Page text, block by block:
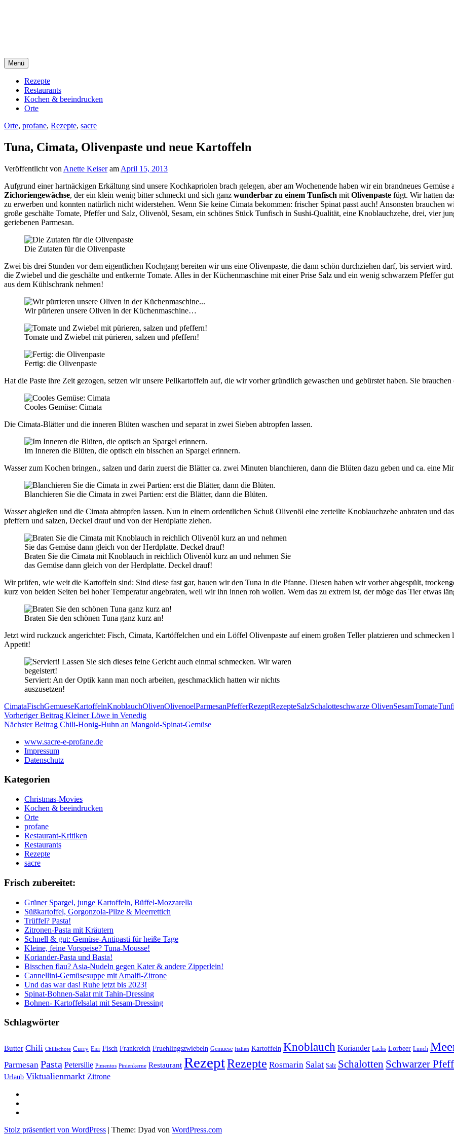
Menü
Rezepte
Restaurants
Kochen & beeindrucken
Orte
Orte, profane, Rezepte, sacre
Tuna, Cimata, Olivenpaste und neue Kartoffeln
Veröffentlicht von Anette Keiseram April 15, 2013
Aufgrund einer hartnäckigen Erkältung sind unsere Kochkapriolen brach gelegen, aber am Wochenende haben wir ein brandneues Gemüse
Zichoriengewächse, der ein klein wenig bitter schmeckt und sich ganz wunderbar zu einem Tunfisch mit Olivenpaste fügt. Wir hatten
zu erwerben und konnten natürlich nicht widerstehen. Wenn Sie keine Cimata bekommen: frischer Spinat passt auch! Ansonsten
große geschälte Tomate, Pfeffer und Salz, Olivenöl, Sesam, ein schönes Stück Tunfisch in Sushi-Qualität, eine Knoblauchzehe, drei, vier
geriebenen Parmesan.
Die Zutaten für die Olivenpaste
Zwei bis drei Stunden vor dem eigentlichen Kochgang bereiten wir uns eine Olivenpaste, die dann schön durchziehen darf, bis serviert
die Zwiebel und die geschälte und entkernte Tomate. Alles in der Küchenmaschine mit einer Prise Salz und ein wenig schwarzem Pfeffer
aus dem Kühlschrank nehmen!
Wir pürieren unsere Oliven in der Küchenmaschine…
Tomate und Zwiebel mit pürieren, salzen und pfeffern!
Fertig: die Olivenpaste
Hat die Paste ihre Zeit gezogen, setzen wir unsere Pellkartoffeln auf, die wir vorher gründlich gewaschen und gebürstet haben. Sie
Cooles Gemüse: Cimata
Die Cimata-Blätter und die inneren Blüten waschen und separat in zwei Sieben abtropfen lassen.
Im Inneren die Blüten, die optisch ein bisschen an Spargel erinnern.
Wasser zum Kochen bringen., salzen und darin zuerst die Blätter ca. zwei Minuten blanchieren, dann die Blüten dazu geben und ca. eine
Blanchieren Sie die Cimata in zwei Partien: erst die Blätter, dann die Blüten.
Wasser abgießen und die Cimata abtropfen lassen. Nun in einem ordentlichen Schuß Olivenöl eine zerteilte Knoblauchzehe anbraten und
pfeffern und salzen, Deckel drauf und von der Herdplatte ziehen.
Braten Sie die Cimata mit Knoblauch in reichlich Olivenöl kurz an und nehmen Sie
das Gemüse dann gleich von der Herdplatte. Deckel drauf!
Wir prüfen, wie weit die Kartoffeln sind: Sind diese fast gar, hauen wir den Tuna in die Pfanne. Diesen haben wir vorher abgespült,
kurz von beiden Seiten bei hoher Temperatur angebraten, weil wir ihn innen roh wollen. Wem das zu extrem ist, der möge das Tier etwas
Braten Sie den schönen Tuna ganz kurz an!
Jetzt wird ruckzuck angerichtet: Fisch, Cimata, Kartöffelchen und ein Löffel Olivenpaste auf einem großen Teller platzieren und schmecken
Appetit!
Serviert: An der Optik kann man noch arbeiten, geschmacklich hatten wir nichts
auszusetzen!
CimataFischGemueseKartoffelnKnoblauchOlivenOlivenoelParmesanPfefferRezeptRezepteSalzSchalotteschwarze OlivenSesamTomate
Beitragsnavigation
Vorheriger Beitrag Kleiner Löwe in Venedig
Nächster Beitrag Chili-Honig-Huhn an Mangold-Spinat-Gemüse
www.sacre-e-profane.de
Impressum
Datenschutz
Kategorien
Christmas-Movies
Kochen & beeindrucken
Orte
profane
Restaurant-Kritiken
Restaurants
Rezepte
sacre
Frisch zubereitet:
Grüner Spargel, junge Kartoffeln, Büffel-Mozzarella
Süßkartoffel, Gorgonzola-Pilze & Meerrettich
Trüffel? Pasta!
Zitronen-Pasta mit Kräutern
Schnell & gut: Gemüse-Antipasti für heiße Tage
Kleine, feine Vorspeise? Tuna-Mousse!
Koriander-Pasta und Basta!
Bisschen flau? Asia-Nudeln gegen Kater & andere Zipperlein!
Cannellini-Gemüsesuppe mit Amalfi-Zitrone
Und das war das! Ruhe jetzt bis 2023!
Spinat-Bohnen-Salat mit Tahin-Dressing
Bohnen- Kartoffelsalat mit Sesam-Dressing
Schlagwörter
Butter Chili Chilischote Curry Eier Fisch Frankreich Fruehlingszwiebeln Gemuese Italien Kartoffeln Knoblauch Koriander Lachs Lorbeer Lunch
Parmesan Pasta Petersilie Pimentos Pinienkerne Restaurant RezeptRezepte Rosmarin Salat Salz Schalotten Schwarzer
Urlaub Viktualienmarkt Zitrone
Stolz präsentiert von WordPress | Theme: Dyad von WordPress.com